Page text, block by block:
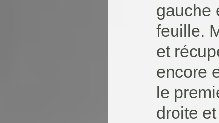
gauche
feuille.
et
encore
le
droite